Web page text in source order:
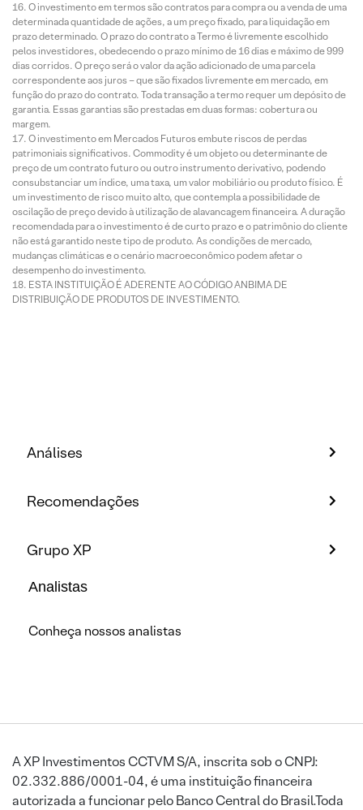
O investimento em termos são contratos para compra ou a venda de uma
determinada quantidade de ações, a um preço fixado, para liquidação em
prazo determinado. O prazo do contrato a Termo é livremente escolhido
pelos investidores, obedecendo o prazo mínimo de 16 dias e máximo de 999
dias corridos. O preço será o valor da ação adicionado de uma parcela
correspondente aos juros – que são fixados livremente em mercado, em
função do prazo do contrato. Toda transação a termo requer um depósito de
garantia. Essas garantias são prestadas em duas formas: cobertura ou
margem.
O investimento em Mercados Futuros embute riscos de perdas
patrimoniais significativos. Commodity é um objeto ou determinante de
preço de um contrato futuro ou outro instrumento derivativo, podendo
consubstanciar um índice, uma taxa, um valor mobiliário ou produto físico. É
um investimento de risco muito alto, que contempla a possibilidade de
oscilação de preço devido à utilização de alavancagem financeira. A duração
recomendada para o investimento é de curto prazo e o patrimônio do cliente
não está garantido neste tipo de produto. As condições de mercado,
mudanças climáticas e o cenário macroeconômico podem afetar o
desempenho do investimento.
ESTA INSTITUIÇÃO É ADERENTE AO CÓDIGO ANBIMA DE
DISTRIBUIÇÃO DE PRODUTOS DE INVESTIMENTO.
Análises
Recomendações
Grupo XP
Analistas
Conheça nossos analistas
A XP Investimentos CCTVM S/A, inscrita sob o CNPJ:
02.332.886/0001-04, é uma instituição financeira
autorizada a funcionar pelo Banco Central do Brasil.Toda